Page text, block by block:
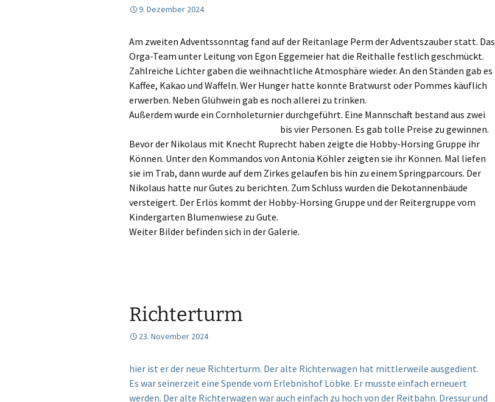
9. Dezember 2024
Am zweiten Adventssonntag fand auf der Reitanlage Perm der Adventszauber statt. Das
Orga-Team unter Leitung von Egon Eggemeier hat die Reithalle festlich geschmückt.
Zahlreiche Lichter gaben die weihnachtliche Atmosphäre wieder. An den Ständen gab es
Kaffee, Kakao und Waffeln. Wer Hunger hatte konnte Bratwurst oder Pommes käuflich
erwerben. Neben Glühwein gab es noch allerei zu trinken.
Außerdem wurde ein Cornholeturnier durchgeführt. Eine Mannschaft bestand aus zwei
bis vier Personen. Es gab tolle Preise zu gewinnen.
Bevor der Nikolaus mit Knecht Ruprecht haben zeigte die Hobby-Horsing Gruppe ihr
Können. Unter den Kommandos von Antonia Köhler zeigten sie ihr Können. Mal liefen
sie im Trab, dann wurde auf dem Zirkes gelaufen bis hin zu einem Springparcours. Der
Nikolaus hatte nur Gutes zu berichten. Zum Schluss wurden die Dekotannenbäude
versteigert. Der Erlös kommt der Hobby-Horsing Gruppe und der Reitergruppe vom
Kindergarten Blumenwiese zu Gute.
Weiter Bilder befinden sich in der Galerie.
Richterturm
23. November 2024
hier ist er der neue Richterturm. Der alte Richterwagen hat mittlerweile ausgedient.
Es war seinerzeit eine Spende vom Erlebnishof Löbke. Er musste einfach erneuert
werden. Der alte Richterwagen war auch einfach zu hoch von der Reitbahn. Dressur und